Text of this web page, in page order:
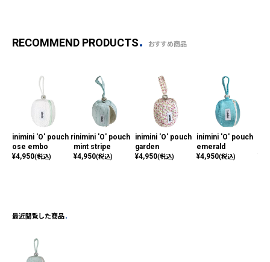
RECOMMEND PRODUCTS おすすめ商品
inimini 'O' pouch r
ose embo
¥4,950(税込)
inimini 'O' pouch
mint stripe
¥4,950(税込)
inimini 'O' pouch
garden
¥4,950(税込)
inimini 'O' pouch
emerald
¥4,950(税込)
最近閲覧した商品